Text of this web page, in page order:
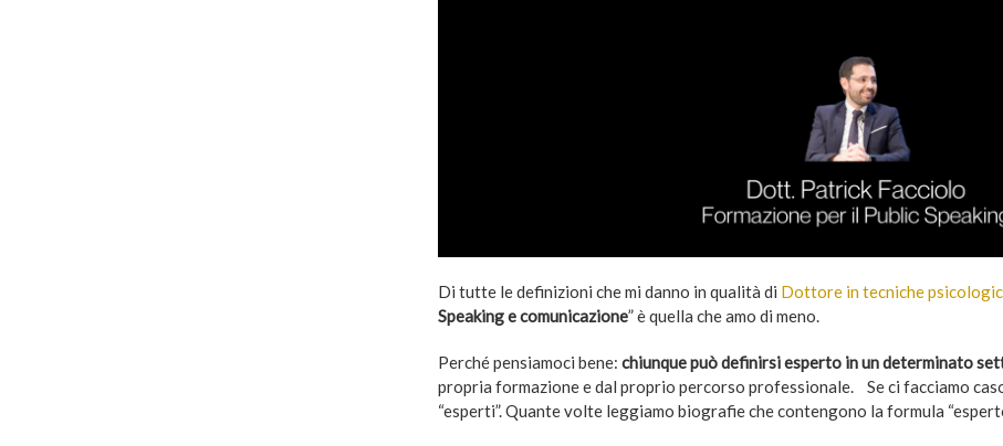
Di tutte le definizioni che mi danno in qualità di Dottore in tecniche
Speaking e comunicazione” è quella che amo di meno.
Perché pensiamoci bene: chiunque può definirsi esperto in un determinato
propria formazione e dal proprio percorso professionale. Se ci facciamo
“esperti”. Quante volte leggiamo biografie che contengono la formula